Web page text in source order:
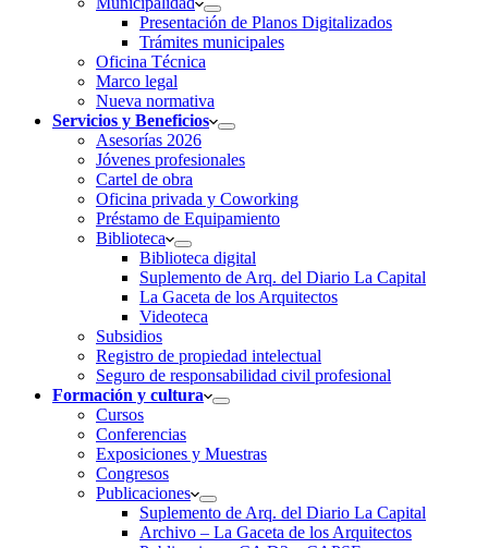
Presentación de Planos Digitalizados
Trámites municipales
Oficina Técnica
Marco legal
Nueva normativa
Servicios y Beneficios
Asesorías 2026
Jóvenes profesionales
Cartel de obra
Oficina privada y Coworking
Préstamo de Equipamiento
Biblioteca
Biblioteca digital
Suplemento de Arq. del Diario La Capital
La Gaceta de los Arquitectos
Videoteca
Subsidios
Registro de propiedad intelectual
Seguro de responsabilidad civil profesional
Formación y cultura
Cursos
Conferencias
Exposiciones y Muestras
Congresos
Publicaciones
Suplemento de Arq. del Diario La Capital
Archivo – La Gaceta de los Arquitectos